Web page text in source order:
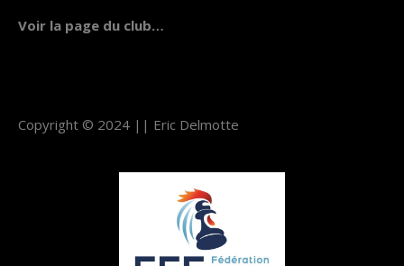
Voir la page du club…
Copyright © 2024 || Eric Delmotte